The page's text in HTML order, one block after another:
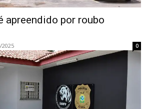
apreendido por roubo
2025 0